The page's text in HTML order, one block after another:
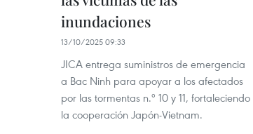
inundaciones
13/10/2025 09:33
JICA entrega suministros de emergencia
a Bac Ninh para apoyar a los afectados
por las tormentas n.º 10 y 11, fortaleciendo
la cooperación Japón-Vietnam.